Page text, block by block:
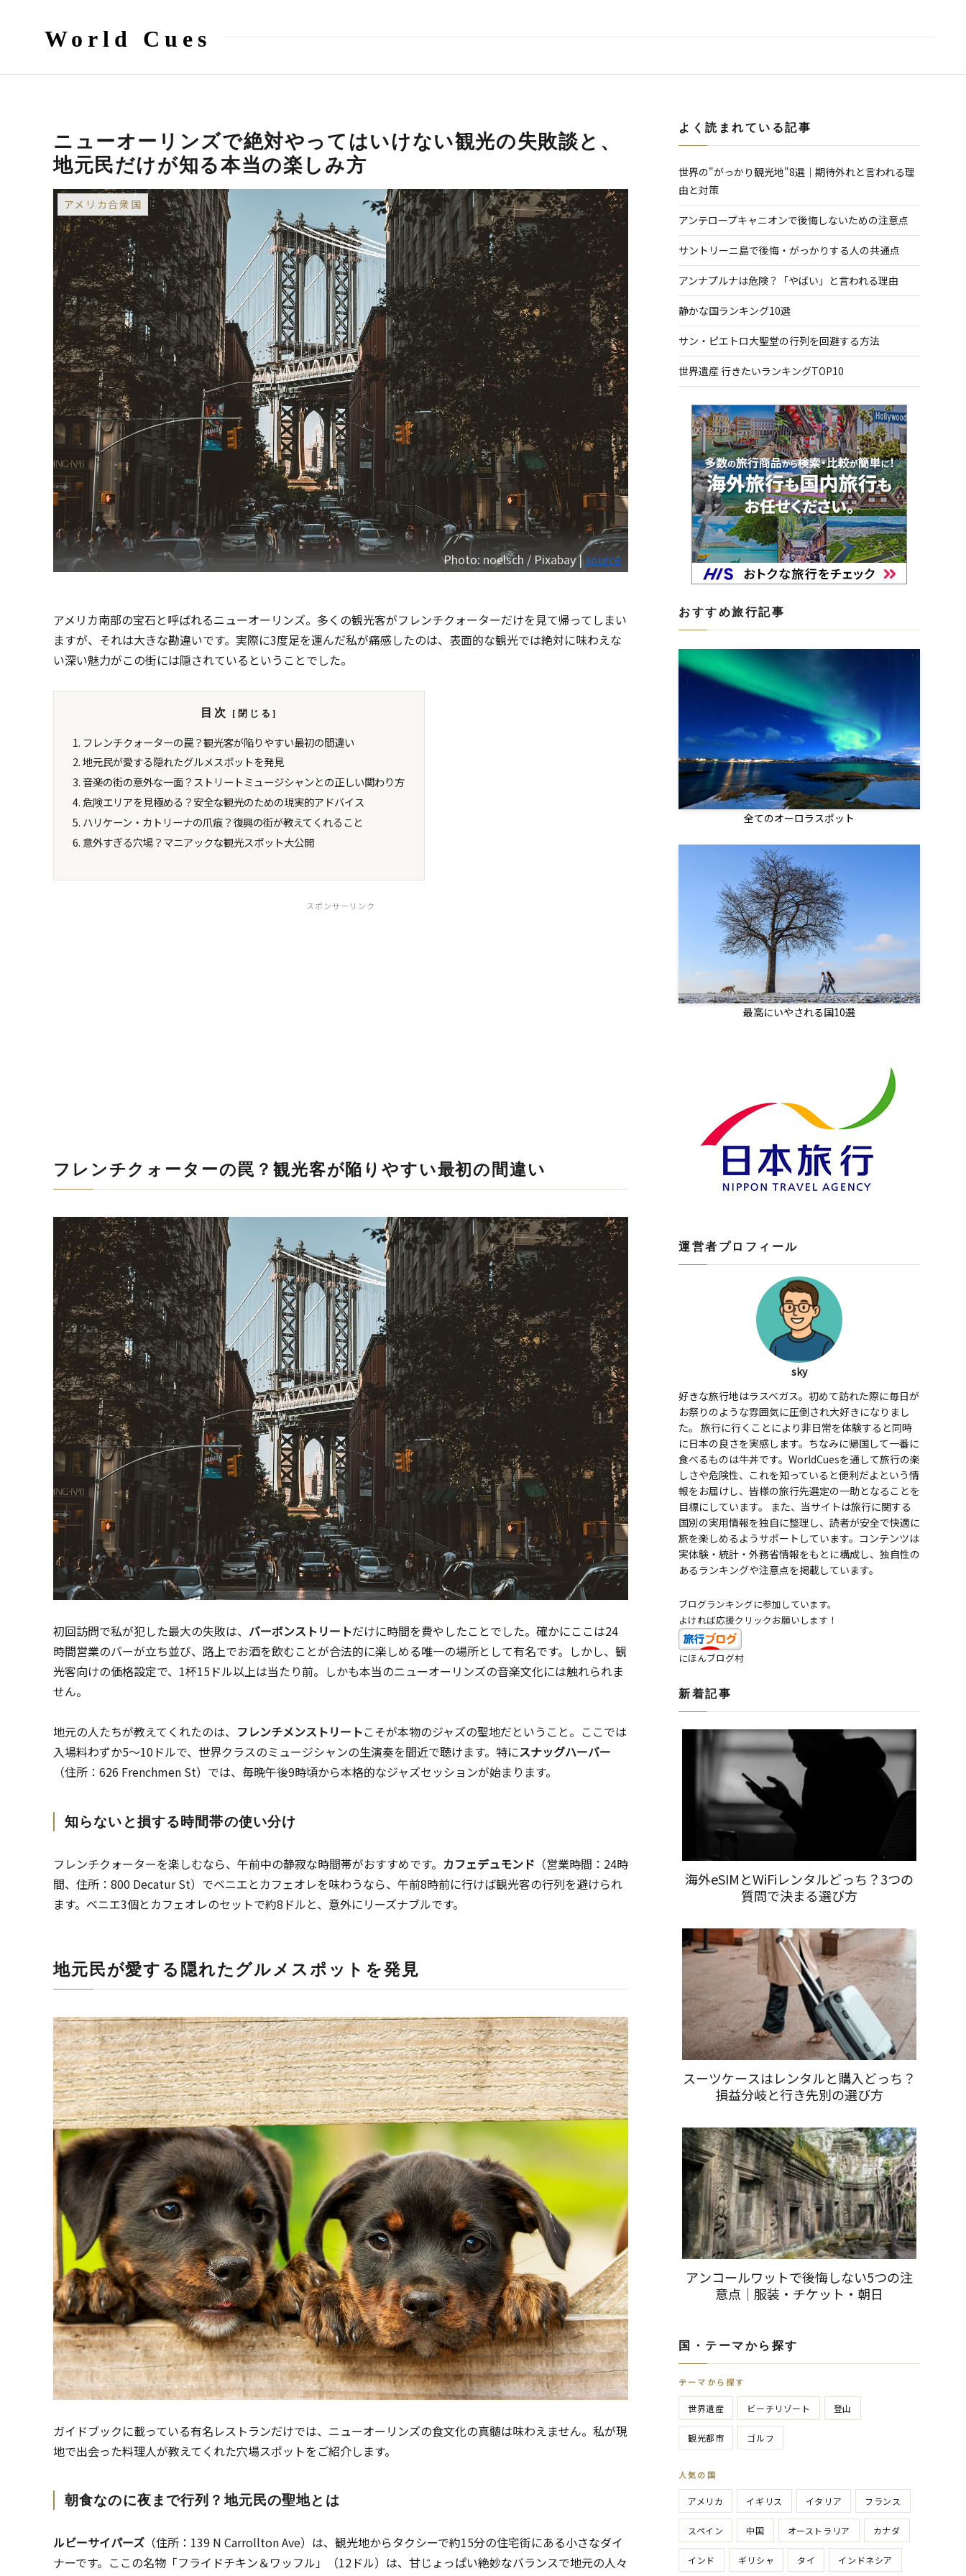
World Cues
ニューオーリンズで絶対やってはいけない観光の失敗談と、
地元民だけが知る本当の楽しみ方
アメリカ合衆国
Photo: noelsch / Pixabay |source
アメリカ南部の宝石と呼ばれるニューオーリンズ。多くの観光客がフレンチクォーターだけを見て帰ってしまい
ますが、それは大きな勘違いです。実際に3度足を運んだ私が痛感したのは、表面的な観光では絶対に味わえな
い深い魅力がこの街には隠されているということでした。
目次
フレンチクォーターの罠？観光客が陥りやすい最初の間違い
地元民が愛する隠れたグルメスポットを発見
音楽の街の意外な一面？ストリートミュージシャンとの正しい関わり方
危険エリアを見極める？安全な観光のための現実的アドバイス
ハリケーン・カトリーナの爪痕？復興の街が教えてくれること
意外すぎる穴場？マニアックな観光スポット大公開
スポンサーリンク
フレンチクォーターの罠？観光客が陥りやすい最初の間違い
初回訪問で私が犯した最大の失敗は、 バーボンストリートだけに時間を費やしたことでした。確かにここは24
時間営業のバーが立ち並び、路上でお酒を飲むことが合法的に楽しめる唯一の場所として有名です。しかし、観
光客向けの価格設定で、1杯15ドル以上は当たり前。しかも本当のニューオーリンズの音楽文化には触れられま
せん。
地元の人たちが教えてくれたのは、 フレンチメンストリートこそが本物のジャズの聖地だということ。ここでは
入場料わずか5～10ドルで、世界クラスのミュージシャンの生演奏を間近で聴けます。特にスナッグハーバー
（住所：626 Frenchmen St）では、毎晩午後9時頃から本格的なジャズセッションが始まります。
知らないと損する時間帯の使い分け
フレンチクォーターを楽しむなら、午前中の静寂な時間帯がおすすめです。 カフェデュモンド （営業時間：24時
間、住所：800 Decatur St）でベニエとカフェオレを味わうなら、午前8時前に行けば観光客の行列を避けられ
ます。ベニエ3個とカフェオレのセットで約8ドルと、意外にリーズナブルです。
地元民が愛する隠れたグルメスポットを発見
ガイドブックに載っている有名レストランだけでは、ニューオーリンズの食文化の真髄は味わえません。私が現
地で出会った料理人が教えてくれた穴場スポットをご紹介します。
朝食なのに夜まで行列？地元民の聖地とは
ルビーサイパーズ （住所：139 N Carrollton Ave）は、観光地からタクシーで約15分の住宅街にある小さなダイ
ナーです。ここの名物「フライドチキン＆ワッフル」（12ドル）は、甘じょっぱい絶妙なバランスで地元の人々
よく読まれている記事
世界の"がっかり観光地"8選｜期待外れと言われる理
由と対策
アンテロープキャニオンで後悔しないための注意点
サントリーニ島で後悔・がっかりする人の共通点
アンナプルナは危険？「やばい」と言われる理由
静かな国ランキング10選
サン・ピエトロ大聖堂の行列を回避する方法
世界遺産 行きたいランキングTOP10
おすすめ旅行記事
全てのオーロラスポット
最高にいやされる国10選
運営者プロフィール
sky
好きな旅行地はラスベガス。初めて訪れた際に毎日が
お祭りのような雰囲気に圧倒され大好きになりまし
た。 旅行に行くことにより非日常を体験すると同時
に日本の良さを実感します。ちなみに帰国して一番に
食べるものは牛丼です。WorldCuesを通して旅行の楽
しさや危険性、これを知っていると便利だよという情
報をお届けし、皆様の旅行先選定の一助となることを
目標にしています。 また、当サイトは旅行に関する
国別の実用情報を独自に整理し、読者が安全で快適に
旅を楽しめるようサポートしています。コンテンツは
実体験・統計・外務省情報をもとに構成し、独自性の
あるランキングや注意点を掲載しています。
ブログランキングに参加しています。
よければ応援クリックお願いします！
にほんブログ村
新着記事
海外eSIMとWiFiレンタルどっち？3つの
質問で決まる選び方
スーツケースはレンタルと購入どっち？
損益分岐と行き先別の選び方
アンコールワットで後悔しない5つの注
意点｜服装・チケット・朝日
国・テーマから探す
テーマから探す
世界遺産 ビーチリゾート 登山
観光都市 ゴルフ
人気の国
アメリカ イギリス イタリア フランス
スペイン 中国 オーストラリア カナダ
インド ギリシャ タイ インドネシア